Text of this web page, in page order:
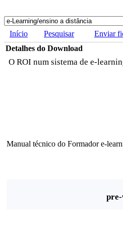
Início Pesquisar Enviar
Detalhes do Download
O ROI num sistema de e-
Manual técnico do Formador e-